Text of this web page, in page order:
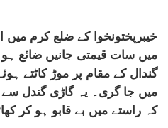
خیبرپختونخوا کے ضلع کرم
میں سات قیمتی جانیں ضائع
گندال کے مقام پر موڑ کاٹتے
میں جا گری۔ یہ گاڑی گندل
کہ راستے میں بے قابو ہو کر